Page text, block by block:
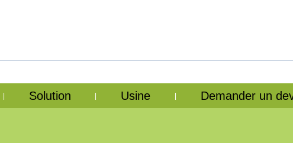
Solution Usine Demander un